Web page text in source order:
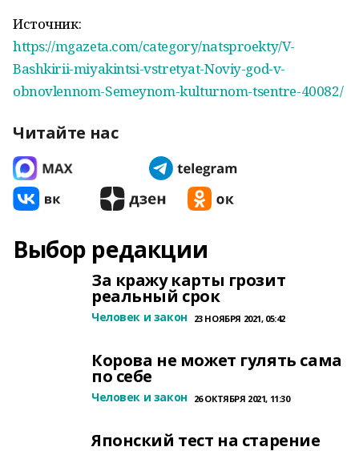
Источник:
https://mgazeta.com/category/natsproekty/V-
Bashkirii-miyakintsi-vstretyat-Noviy-god-v-
obnovlennom-Semeynom-kulturnom-tsentre-40082/
Читайте нас
Выбор редакции
За кражу карты грозит
реальный срок
Человек и закон 23 НОЯБРЯ 2021, 05:42
Корова не может гулять сама
по себе
Человек и закон 26 ОКТЯБРЯ 2021, 11:30
Японский тест на старение